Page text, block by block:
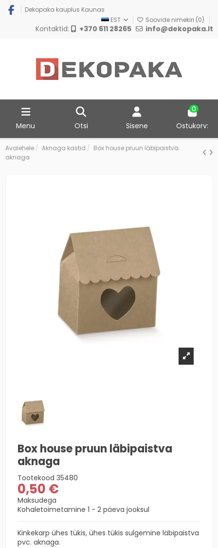
Dekopaka kauplus Kaunas
EST
Soovide nimekiri (0)
Kontaktid: +370 611 28265 info@dekopaka.lt
Menu Otsi Sisene
0
Ostukorv:
Avalehele Aknaga kastid
Box house pruun läbipaistva
aknaga
Box house pruun läbipaistva
aknaga
Tootekood 35480
0,50 €
Maksudega
Kohaletoimetamine 1 - 2 päeva jooksul
Kinkekarp ühes tükis, ühes tükis sulgemine läbipaistva
pvc. aknaga.